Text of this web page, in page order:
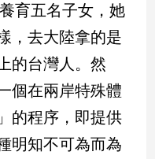
育五名子女，她
，去大陸拿的是
的台灣人。然
個在兩岸特殊體
的程序，即提供
明知不可為而為